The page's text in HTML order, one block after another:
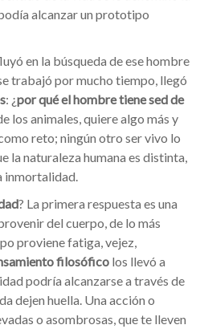
alcanzar un prototipo
en la búsqueda de ese hombre
trabajó por mucho tiempo, llegó
: ¿por qué el hombre tiene sed de
los animales, quiere algo más y
reto; ningún otro ser vivo lo
la naturaleza humana es distinta,
inmortalidad.
? La primera respuesta es una
del cuerpo, de lo más
proviene fatiga, vejez,
filosófico los llevó a
podría alcanzarse a través de
dejen huella. Una acción o
o asombrosas, que te lleven